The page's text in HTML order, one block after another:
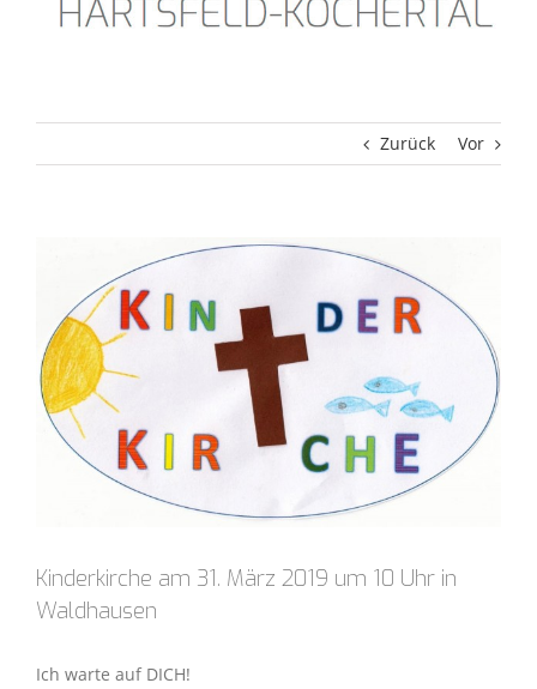
Zurück Vor
grösseres
Kinderkirche am 31. März 2019 um 10 Uhr in
Waldhausen
Ich warte auf DICH!